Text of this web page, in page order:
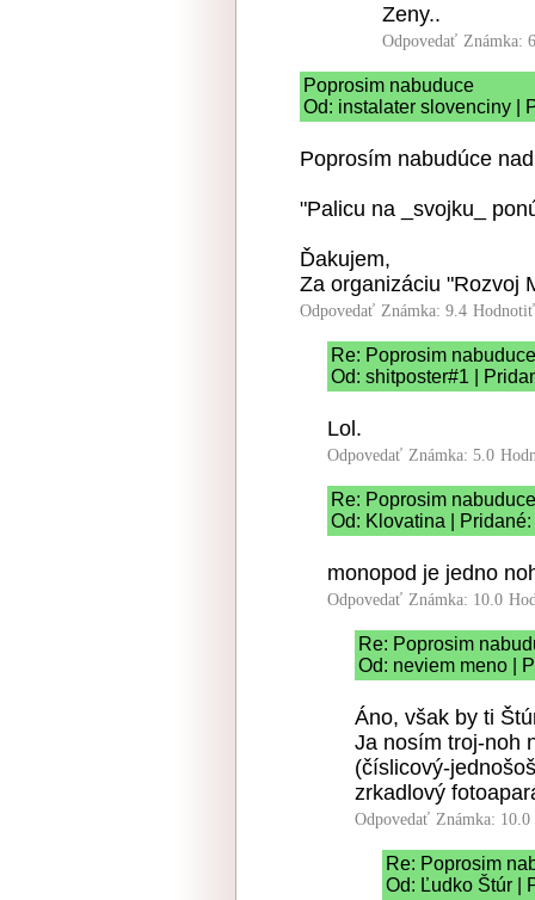
Zeny..
Odpovedať Známka:
Poprosim nabuduce
Od: instalater slovenciny |
Poprosím nabudúce
"Palicu na _svojku_
Ďakujem,
Za organizáciu "Rozvoj
Odpovedať Známka: 9.4
Re: Poprosim nabuduce
Od: shitposter#1 |
Lol.
Odpovedať Známka: 5.0
Re: Poprosim nabuduce
Od: Klovatina |
monopod je jedno
Odpovedať Známka: 10.0
Re: Poprosim
Od: neviem meno |
Áno, však by ti
Ja nosím troj-noh
(číslicový-
zrkadlový
Odpovedať Známka: 10.0
Re: Poprosim
Od: Ľudko Štúr |